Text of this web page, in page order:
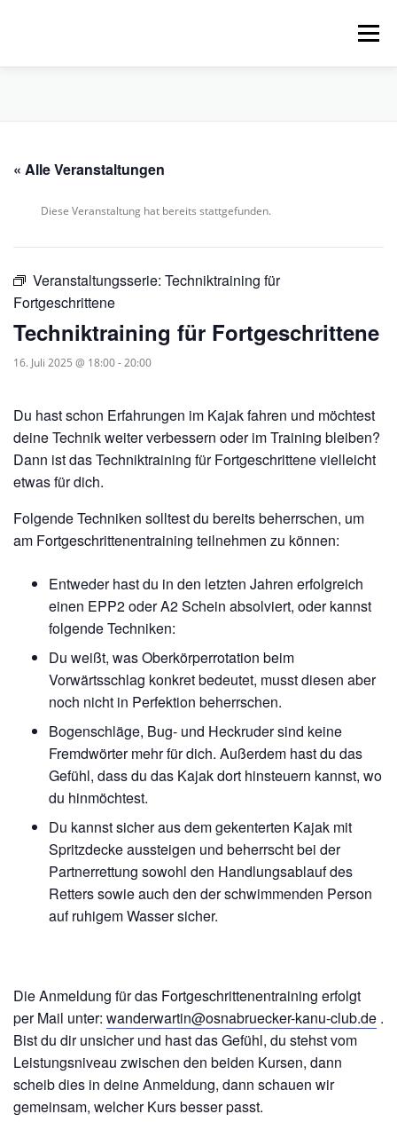
Menü
VERLEIH, TOUREN UND SUP
« Alle Veranstaltungen
Diese Veranstaltung hat bereits stattgefunden.
Veranstaltungsserie: Techniktraining für
Fortgeschrittene
Techniktraining für Fortgeschrittene
16. Juli 2025 @ 18:00-20:00
Du hast schon Erfahrungen im Kajak fahren und möchtest
deine Technik weiter verbessern oder im Training bleiben?
Dann ist das Techniktraining für Fortgeschrittene vielleicht
etwas für dich.
Folgende Techniken solltest du bereits beherrschen, um
am Fortgeschrittenentraining teilnehmen zu können:
Entweder hast du in den letzten Jahren erfolgreich
einen EPP2 oder A2 Schein absolviert, oder kannst
folgende Techniken:
Du weißt, was Oberkörperrotation beim
Vorwärtsschlag konkret bedeutet, musst diesen aber
noch nicht in Perfektion beherrschen.
Bogenschläge, Bug- und Heckruder sind keine
Fremdwörter mehr für dich. Außerdem hast du das
Gefühl, dass du das Kajak dort hinsteuern kannst, wo
du hinmöchtest.
Du kannst sicher aus dem gekenterten Kajak mit
Spritzdecke aussteigen und beherrscht bei der
Partnerrettung sowohl den Handlungsablauf des
Retters sowie auch den der schwimmenden Person
auf ruhigem Wasser sicher.
Die Anmeldung für das Fortgeschrittenentraining erfolgt
per Mail unter: wanderwartin@osnabruecker-kanu-club.de .
Bist du dir unsicher und hast das Gefühl, du stehst vom
Leistungsniveau zwischen den beiden Kursen, dann
scheib dies in deine Anmeldung, dann schauen wir
gemeinsam, welcher Kurs besser passt.